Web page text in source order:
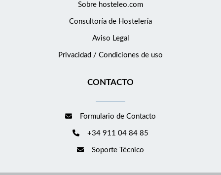
Sobre hosteleo.com
Consultoría de Hostelería
Aviso Legal
Privacidad / Condiciones de uso
CONTACTO
Formulario de Contacto
+34 911 04 84 85
Soporte Técnico